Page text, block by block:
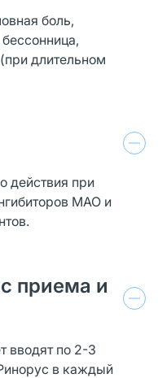
боль,
длительном
действия при
МАО и
приема и
вводят по 2-3
в каждый